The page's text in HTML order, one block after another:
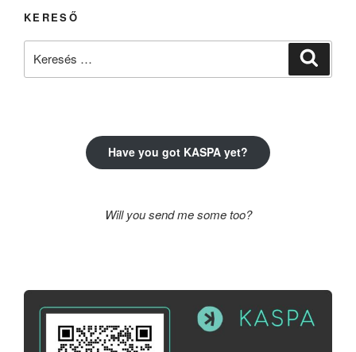
KERESŐ
Have you got KASPA yet?
Will you send me some too?